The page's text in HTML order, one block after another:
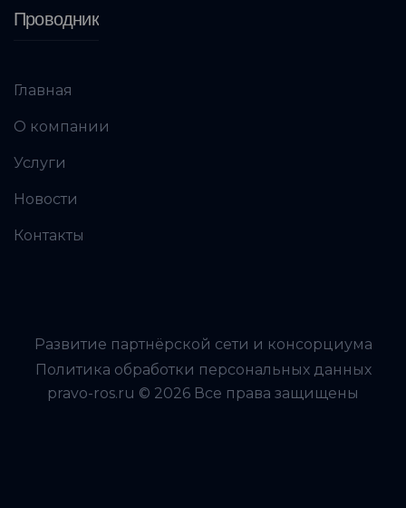
Проводник
Главная
О компании
Услуги
Новости
Контакты
Развитие партнёрской сети и консорциума
Политика обработки персональных данных
pravo-ros.ru © 2026 Все права защищены